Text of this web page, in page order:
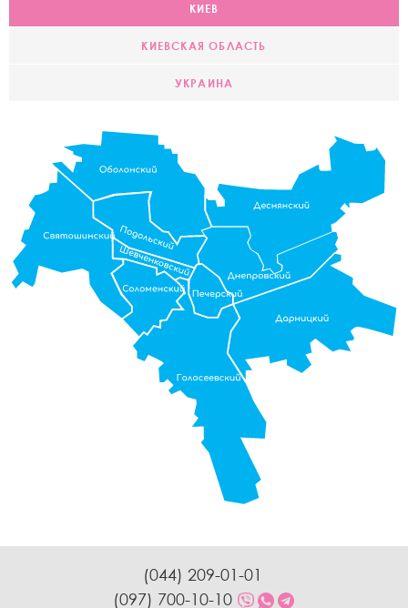
КИЕВ
КИЕВСКАЯ ОБЛАСТЬ
УКРАИНА
(044) 209-01-01
(097) 700-10-10